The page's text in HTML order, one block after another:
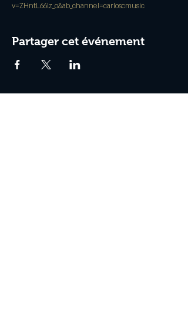
v=ZHntL66lz_o&ab_channel=carloscmusic
Partager cet événement